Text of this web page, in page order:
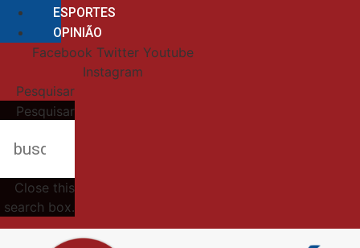
ESPORTES
OPINIÃO
Facebook Twitter Youtube
Instagram
Pesquisar
Pesquisar
Close this
search box.